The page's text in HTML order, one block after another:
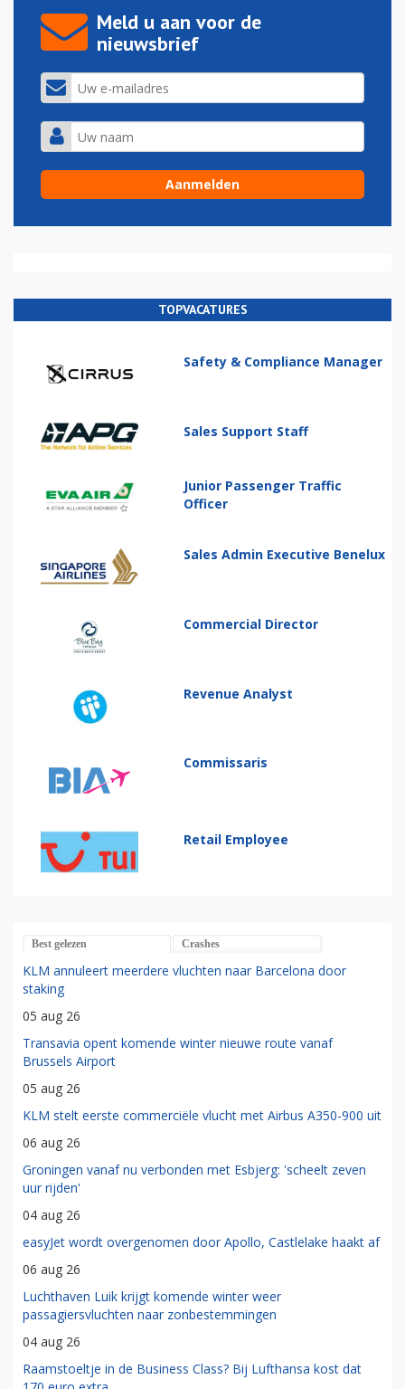
Meld u aan voor de
nieuwsbrief
TOPVACATURES
Safety & Compliance Manager
Sales Support Staff
Junior Passenger Traffic
Officer
Sales Admin Executive Benelux
Commercial Director
Revenue Analyst
Commissaris
Retail Employee
Best gelezen Crashes
KLM annuleert meerdere vluchten naar Barcelona door
staking
05 aug 26
Transavia opent komende winter nieuwe route vanaf
Brussels Airport
05 aug 26
KLM stelt eerste commerciële vlucht met Airbus A350-900 uit
06 aug 26
Groningen vanaf nu verbonden met Esbjerg: 'scheelt zeven
uur rijden'
04 aug 26
easyJet wordt overgenomen door Apollo, Castlelake haakt af
06 aug 26
Luchthaven Luik krijgt komende winter weer
passagiersvluchten naar zonbestemmingen
04 aug 26
Raamstoeltje in de Business Class? Bij Lufthansa kost dat